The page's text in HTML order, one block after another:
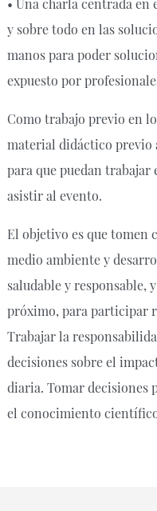
• Una charla centrada
y sobre todo en las
manos para poder
expuesto por
Como trabajo previo en
material didáctico previo
para que puedan trabajar
asistir al evento.
El objetivo es que tomen
medio ambiente y
saludable y responsable,
próximo, para participar
Trabajar la
decisiones sobre el
diaria. Tomar decisiones
el conocimiento